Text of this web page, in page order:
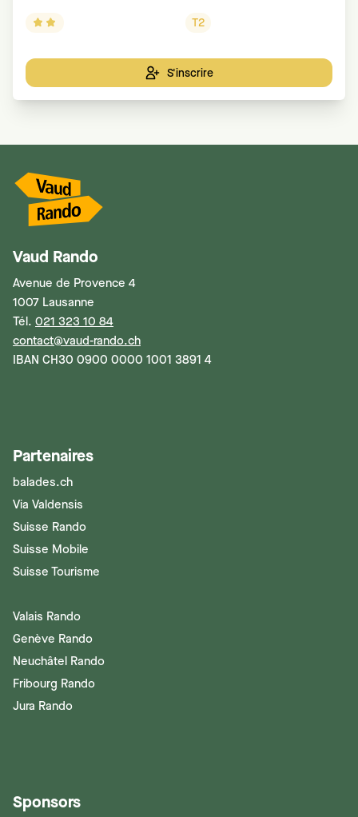
T2
S'inscrire
Vaud Rando
Avenue de Provence 4
1007 Lausanne
Tél. 021 323 10 84
contact@vaud-rando.ch
IBAN CH30 0900 0000 1001 3891 4
Partenaires
balades.ch
Via Valdensis
Suisse Rando
Suisse Mobile
Suisse Tourisme
Valais Rando
Genève Rando
Neuchâtel Rando
Fribourg Rando
Jura Rando
Sponsors